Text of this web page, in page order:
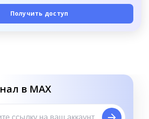
Получить доступ
в MAX